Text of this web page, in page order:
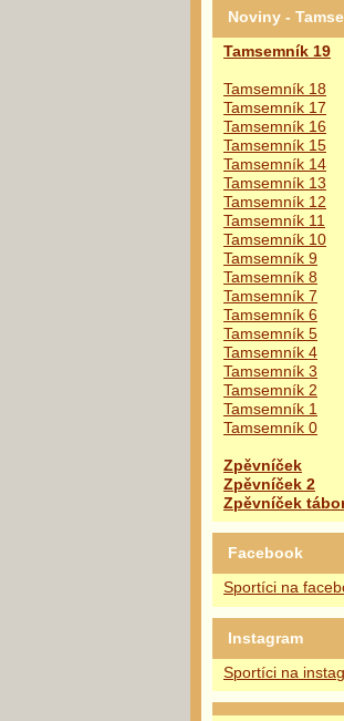
Noviny -
Tamsemník 19
Tamsemník 18
Tamsemník 17
Tamsemník 16
Tamsemník 15
Tamsemník 14
Tamsemník 13
Tamsemník 12
Tamsemník 11
Tamsemník 10
Tamsemník 9
Tamsemník 8
Tamsemník 7
Tamsemník 6
Tamsemník 5
Tamsemník 4
Tamsemník 3
Tamsemník 2
Tamsemník 1
Tamsemník 0
Zpěvníček
Zpěvníček 2
Zpěvníček
Facebook
Sportíci na
Instagram
Sportíci na